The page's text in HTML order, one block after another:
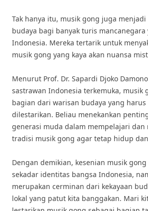
Tak hanya itu, musik gong juga
budaya bagi banyak turis
Indonesia. Mereka tertarik untuk
musik gong yang kaya akan nuansa
Menurut Prof. Dr. Sapardi Djoko
sastrawan Indonesia terkemuka, musik
bagian dari warisan budaya yang
dilestarikan. Beliau menekankan
generasi muda dalam mempelajari dan
tradisi musik gong agar tetap hidup
Dengan demikian, kesenian musik
sekadar identitas bangsa Indonesia,
merupakan cerminan dari kekayaan
lokal yang patut kita banggakan. Mari